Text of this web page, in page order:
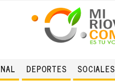
DEPORTES SOCIALES